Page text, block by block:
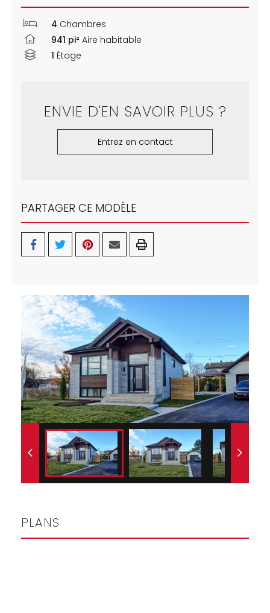
4 Chambres
941 pi² Aire habitable
1 Étage
ENVIE D'EN SAVOIR PLUS ?
Entrez en contact
PARTAGER CE MODÈLE
PLANS